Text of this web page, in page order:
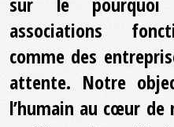
associations
comme des
attente. Notre
l’humain au cœur